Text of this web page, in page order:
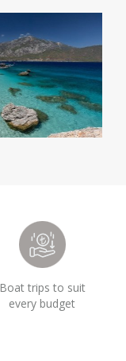
Boat trips to suit
every budget